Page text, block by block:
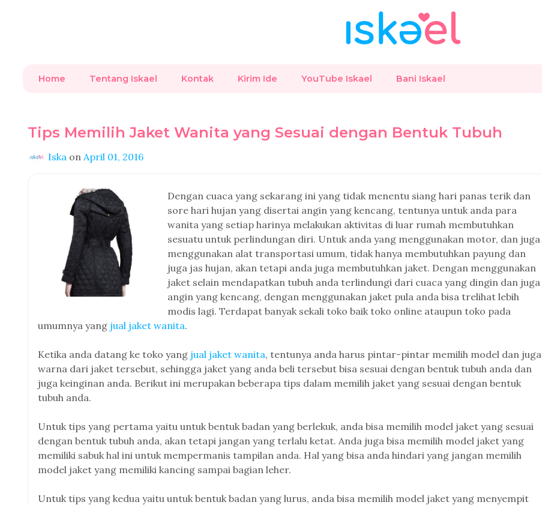
Home Tentang Iskael Kontak Kirim Ide YouTube Iskael Bani Iskael
Tips Memilih Jaket Wanita yang Sesuai dengan Bentuk Tubuh
Iska on April 01, 2016
Dengan cuaca yang sekarang ini yang tidak menentu siang hari panas terik dan
sore hari hujan yang disertai angin yang kencang, tentunya untuk anda para
wanita yang setiap harinya melakukan aktivitas di luar rumah membutuhkan
sesuatu untuk perlindungan diri. Untuk anda yang menggunakan motor, dan juga
menggunakan alat transportasi umum, tidak hanya membutuhkan payung dan
juga jas hujan, akan tetapi anda juga membutuhkan jaket. Dengan menggunakan
jaket selain mendapatkan tubuh anda terlindungi dari cuaca yang dingin dan juga
angin yang kencang, dengan menggunakan jaket pula anda bisa trelihat lebih
modis lagi. Terdapat banyak sekali toko baik toko online ataupun toko pada
umumnya yang jual jaket wanita.
Ketika anda datang ke toko yang jual jaket wanita, tentunya anda harus pintar-pintar memilih model dan juga
warna dari jaket tersebut, sehingga jaket yang anda beli tersebut bisa sesuai dengan bentuk tubuh anda dan
juga keinginan anda. Berikut ini merupakan beberapa tips dalam memilih jaket yang sesuai dengan bentuk
tubuh anda.
Untuk tips yang pertama yaitu untuk bentuk badan yang berlekuk, anda bisa memilih model jaket yang sesuai
dengan bentuk tubuh anda, akan tetapi jangan yang terlalu ketat. Anda juga bisa memilih model jaket yang
memiliki sabuk hal ini untuk mempermanis tampilan anda. Hal yang bisa anda hindari yang jangan memilih
model jaket yang memiliki kancing sampai bagian leher.
Untuk tips yang kedua yaitu untuk bentuk badan yang lurus, anda bisa memilih model jaket yang menyempit